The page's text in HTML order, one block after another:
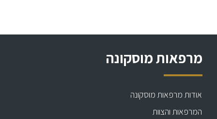
מרפאות מוסקונה
אודות מרפאות מוסקונה
המרפאות והצוות